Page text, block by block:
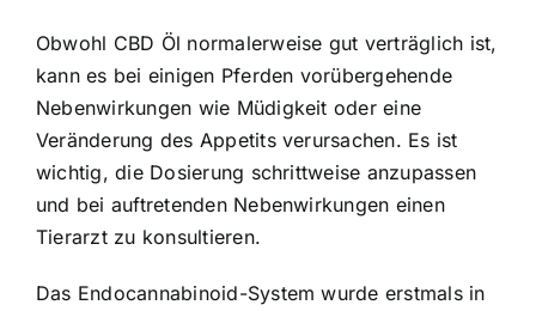
Obwohl CBD Öl normalerweise gut verträglich ist,
kann es bei einigen Pferden vorübergehende
Nebenwirkungen wie Müdigkeit oder eine
Veränderung des Appetits verursachen. Es ist
wichtig, die Dosierung schrittweise anzupassen
und bei auftretenden Nebenwirkungen einen
Tierarzt zu konsultieren.
Das Endocannabinoid-System wurde erstmals in